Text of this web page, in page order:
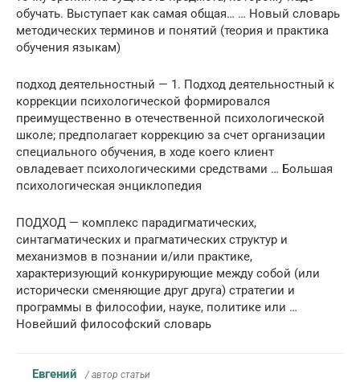
обучать. Выступает как самая общая… … Новый словарь
методических терминов и понятий (теория и практика
обучения языкам)
подход деятельностный — 1. Подход деятельностный к
коррекции психологической формировался
преимущественно в отечественной психологической
школе; предполагает коррекцию за счет организации
специального обучения, в ходе коего клиент
овладевает психологическими средствами … Большая
психологическая энциклопедия
ПОДХОД — комплекс парадигматических,
синтагматических и прагматических структур и
механизмов в познании и/или практике,
характеризующий конкурирующие между собой (или
исторически сменяющие друг друга) стратегии и
программы в философии, науке, политике или …
Новейший философский словарь
Евгений / автор статьи